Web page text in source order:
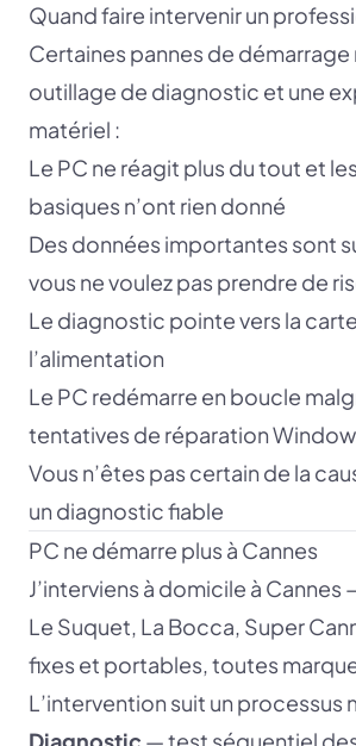
Quand faire intervenir un
Certaines pannes de
outillage de diagnostic et une
matériel :
Le PC ne réagit plus du tout et
basiques n’ont rien donné
Des données importantes sont
vous ne voulez pas prendre de
Le diagnostic pointe vers la
l’alimentation
Le PC redémarre en boucle
tentatives de réparation
Vous n’êtes pas certain de la
un diagnostic fiable
PC ne démarre plus à Cannes
J’interviens à domicile à Cannes
Le Suquet, La Bocca, Super
fixes et portables, toutes
L’intervention suit un processus